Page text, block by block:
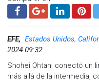
EFE, Estados Unidos,
2024 09:32
Shohei Ohtani conectó un
más allá de la intermedia,